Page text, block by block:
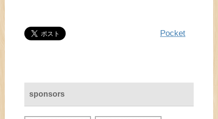
Pocket
sponsors